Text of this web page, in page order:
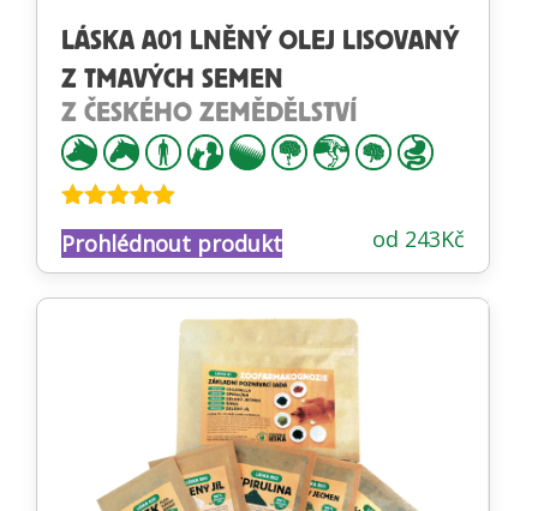
LÁSKA A01 LNĚNÝ OLEJ LISOVANÝ
Z TMAVÝCH SEMEN
Z ČESKÉHO ZEMĚDĚLSTVÍ
Hodnocení
4.84 z 5 od 243Kč
Prohlédnout produkt